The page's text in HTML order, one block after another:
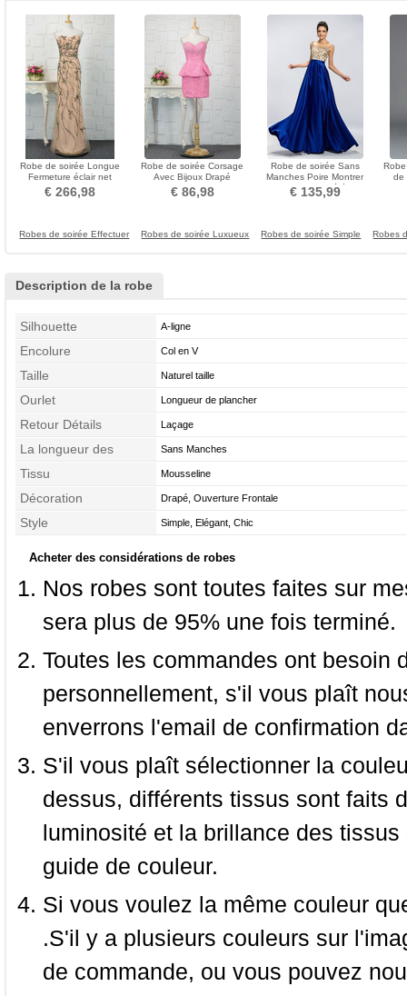
Robe de soirée Longue
Fermeture éclair net
Fourreau Avec Bijoux
€ 266,98
Robe de soirée Corsage
Avec Bijoux Drapé
Longueur de genou Col en
Cœur
€ 86,98
Robe de soirée Sans
Manches Poire Montrer
Trou De Serrure Cérémonial
€ 135,99
de
Robes de soirée Effectuer Robes de soirée Luxueux Robes de soirée Simple Robes
Description de la robe
Silhouette A-ligne
Encolure Col en V
Taille Naturel taille
Ourlet Longueur de plancher
Retour Détails Laçage
La longueur des
manches
Sans Manches
Tissu Mousseline
Décoration Drapé, Ouverture Frontale
Style Simple, Elégant, Chic
Acheter des considérations de robes
Nos robes sont toutes faites sur
sera plus de 95% une fois terminé.
Toutes les commandes ont besoin
personnellement, s'il vous plaît
enverrons l'email de confirmation
S'il vous plaît sélectionner la
dessus, différents tissus sont faits
luminosité et la brillance des
guide de couleur.
Si vous voulez la même couleur
.S'il y a plusieurs couleurs sur
de commande, ou vous pouvez